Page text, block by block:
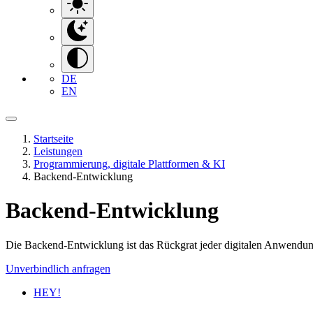
DE
EN
Startseite
Leistungen
Programmierung, digitale Plattformen & KI
Backend-Entwicklung
Backend-Entwicklung
Die Backend-Entwicklung ist das Rückgrat jeder digitalen
Unverbindlich anfragen
HEY!